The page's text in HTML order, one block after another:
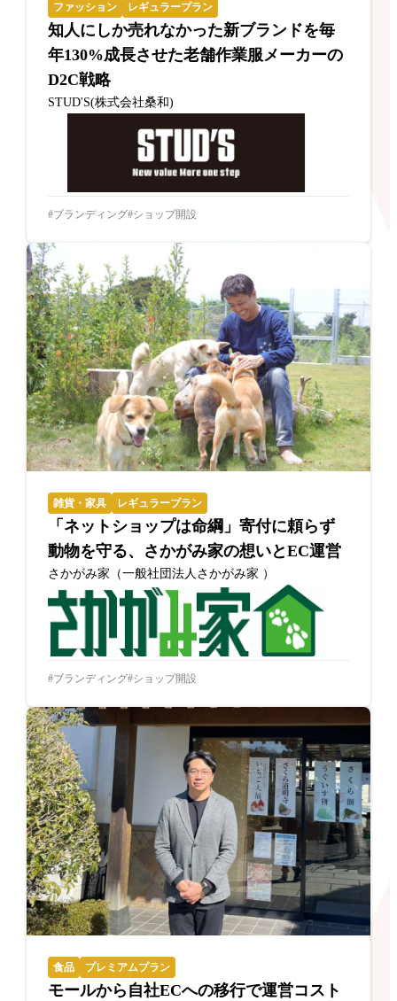
ファッション レギュラープラン
知人にしか売れなかった新ブランドを毎
年130%成長させた老舗作業服メーカーの
D2C戦略
STUD'S(株式会社桑和)
ブランディング ショップ開設
雑貨・家具 レギュラープラン
「ネットショップは命綱」寄付に頼らず
動物を守る、さかがみ家の想いとEC運営
さかがみ家（一般社団法人さかがみ家 ）
ブランディング ショップ開設
食品 プレミアムプラン
モールから自社ECへの移行で運営コスト